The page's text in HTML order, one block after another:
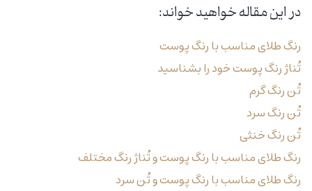
در این مقاله خواهید خواند:
رنگ طلای مناسب با رنگ پوست
تُناژ رنگ پوست خود را بشناسید
تُن رنگ گرم
تُن رنگ سرد
تُن رنگ خنثی
رنگ طلای مناسب با رنگ پوست و تُناژ رنگ مختلف
رنگ طلای مناسب با رنگ پوست و تُن سرد